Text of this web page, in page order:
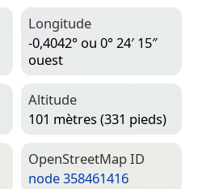
Longitude
-0,4042° ou 0° 24′ 15″
ouest
Altitude
101 mètres (331 pieds)
Open­Street­Map ID
node 358461416